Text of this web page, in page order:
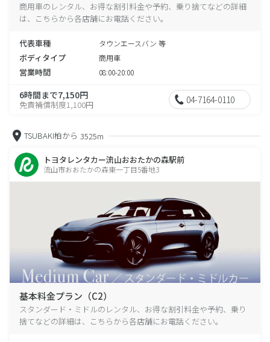
商用車のレンタル、お得な割引料金や予約、乗り捨てなどの詳細
は、こちらから各店舗にお電話ください。
代表車種 タウンエースバン 等
ボディタイプ 商用車
営業時間 08:00-20:00
6時間まで7,150円
免責補償制度1,100円 04-7164-0110
TSUBAKI柏から 3525m
トヨタレンタカー流山おおたかの森駅前
流山市おおたかの森東一丁目5番地3
基本料金プラン（C2）
スタンダード・ミドルのレンタル、お得な割引料金や予約、乗り
捨てなどの詳細は、こちらから各店舗にお電話ください。